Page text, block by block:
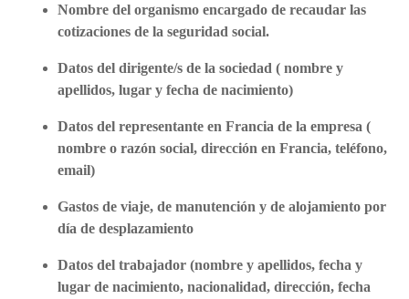
Nombre del organismo encargado de recaudar las
cotizaciones de la seguridad social.
Datos del dirigente/s de la sociedad ( nombre y
apellidos, lugar y fecha de nacimiento)
Datos del representante en Francia de la empresa (
nombre o razón social, dirección en Francia, teléfono,
email)
Gastos de viaje, de manutención y de alojamiento por
día de desplazamiento
Datos del trabajador (nombre y apellidos, fecha y
lugar de nacimiento, nacionalidad, dirección, fecha